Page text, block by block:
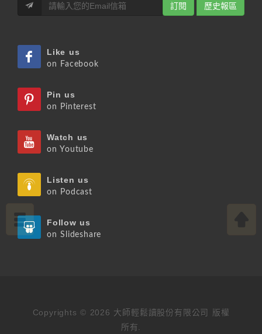
訂閱 歷史報區
Like us
on Facebook
Pin us
on Pinterest
Watch us
on Youtube
Listen us
on Podcast
Follow us
on Slideshare
Copyrights © 2026 大師輕鬆讀股份有限公司 版權
所有.